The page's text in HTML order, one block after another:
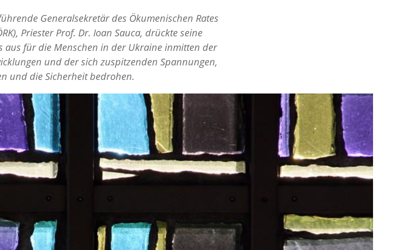
Generalsekretär des Ökumenischen Rates
Priester Prof. Dr. Ioan Sauca, drückte seine
aus für die Menschen in der Ukraine inmitten der
und der sich zuspitzenden Spannungen,
und die Sicherheit bedrohen.